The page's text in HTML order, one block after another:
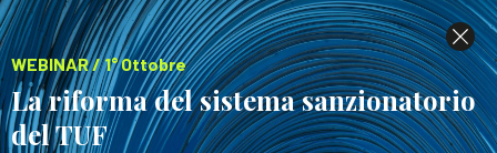
WEBINAR / 1° Ottobre
La riforma del sistema sanzionatorio
del TUF